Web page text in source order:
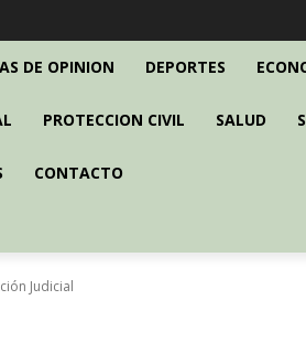
DE OPINION DEPORTES
PROTECCION CIVIL SALUD
CONTACTO
Judicial